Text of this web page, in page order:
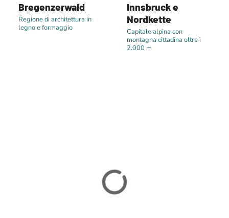
Bregenzerwald
Regione di architettura in
legno e formaggio
Innsbruck e
Nordkette
Capitale alpina con
montagna cittadina oltre i
2.000 m